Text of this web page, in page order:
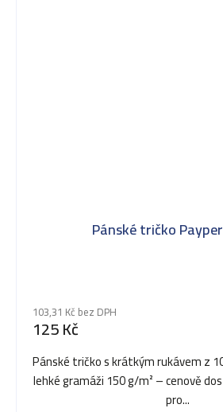
Pánské tričko
103,31 Kč bez DPH
125 Kč
Pánské tričko s krátkým rukávem z
lehké gramáži 150 g/m² – cenově
pro...